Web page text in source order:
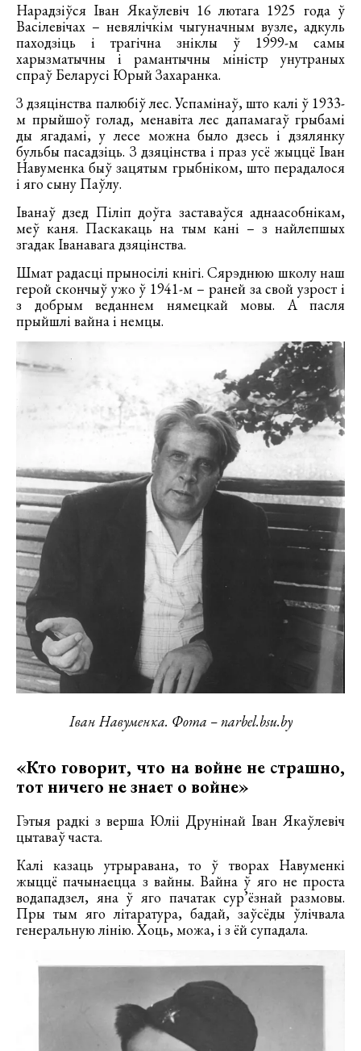
Нарадзіўся Іван Якаўлевіч 16 лютага 1925 года ў
Васілевічах – невялічкім чыгуначным вузле, адкуль
паходзіць і трагічна зніклы ў 1999-м самы
харызматычны і рамантычны міністр унутраных
спраў Беларусі Юрый Захаранка.
З дзяцінства палюбіў лес. Успамінаў, што калі ў 1933-
м прыйшоў голад, менавіта лес дапамагаў грыбамі
ды ягадамі, у лесе можна было дзесь і дзялянку
бульбы пасадзіць. З дзяцінства і праз усё жыццё Іван
Навуменка быў зацятым грыбніком, што перадалося
і яго сыну Паўлу.
Іванаў дзед Піліп доўга заставаўся аднаасобнікам,
меў каня. Паскакаць на тым кані – з найлепшых
згадак Іванавага дзяцінства.
Шмат радасці прыносілі кнігі. Сярэднюю школу наш
герой скончыў ужо ў 1941-м – раней за свой узрост і
з добрым веданнем нямецкай мовы. А пасля
прыйшлі вайна і немцы.
Іван Навуменка. Фота – narbel.bsu.by
«Кто говорит, что на войне не страшно,
тот ничего не знает о войне»
Гэтыя радкі з верша Юліі Друнінай Іван Якаўлевіч
цытаваў часта.
Калі казаць утрыравана, то ў творах Навуменкі
жыццё пачынаецца з вайны. Вайна ў яго не проста
водападзел, яна ў яго пачатак сур’ёзнай размовы.
Пры тым яго літаратура, бадай, заўсёды ўлічвала
генеральную лінію. Хоць, можа, і з ёй супадала.